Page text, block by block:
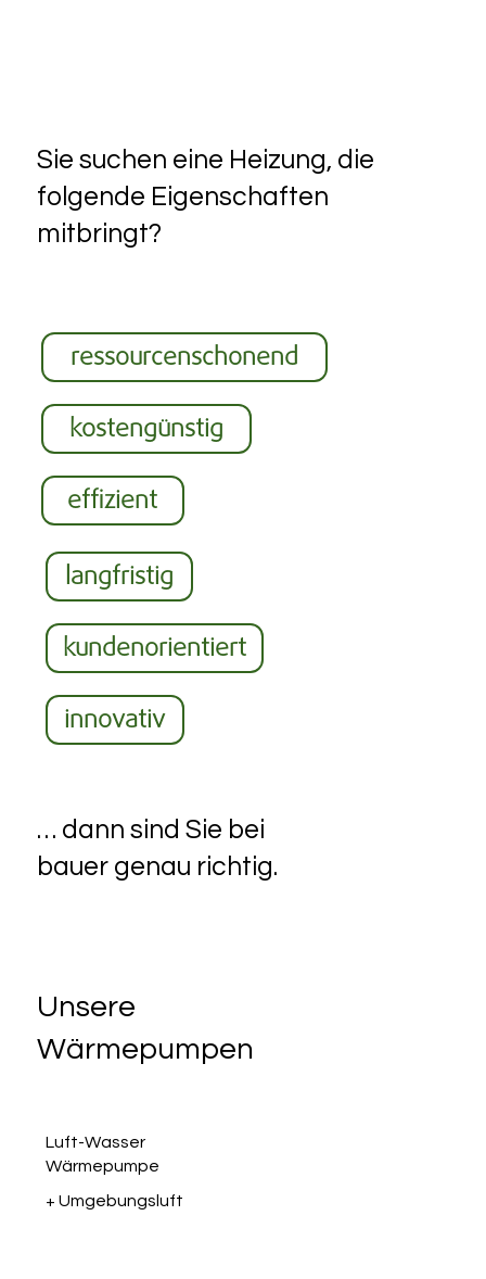
Sie suchen eine Heizung, die
folgende Eigenschaften
mitbringt?
ressourcenschonend
kostengünstig
effizient
langfristig
kundenorientiert
innovativ
… dann sind Sie bei
bauer genau richtig.
Unsere
Wärmepumpen
Luft-Wasser
Wärmepumpe
+ Umgebungsluft